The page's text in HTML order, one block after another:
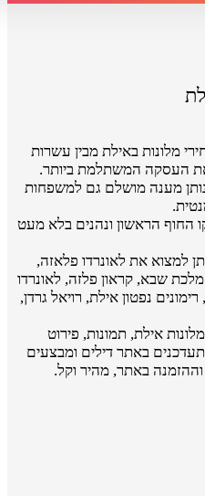
מלונות באילת מבין עשרות
את העסקה המשתלמת ביותר.
מענה מושלם גם למשפחות
החוף הראשון ונהנים בלא מעט
למצוא את לאונרדו פלאזה,
שבא, קראון פלזה, לאונרדו
נפטון אילת, רויאל גרדן,
אילת, תמונות, פירוט
באתר דילים ומבצעים
באתר, מהיר וקל.